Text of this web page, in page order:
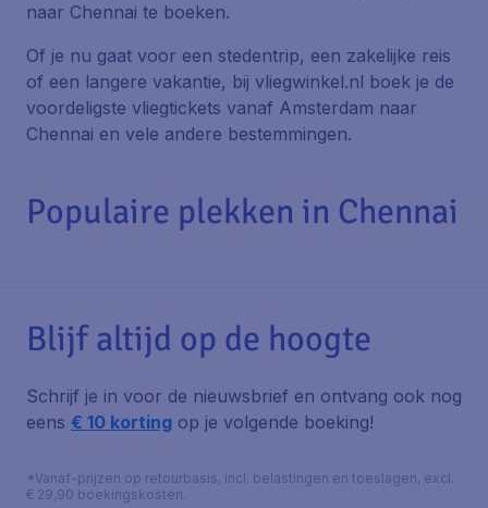
naar Chennai te boeken.
Of je nu gaat voor een stedentrip, een zakelijke reis
of een langere vakantie, bij vliegwinkel.nl boek je de
voordeligste vliegtickets vanaf Amsterdam naar
Chennai en vele andere bestemmingen.
Populaire plekken in Chennai
Blijf altijd op de hoogte
Schrijf je in voor de nieuwsbrief en ontvang ook nog
eens € 10 korting op je volgende boeking!
*Vanaf-prijzen op retourbasis, incl. belastingen en toeslagen, excl.
€ 29,90 boekingskosten.